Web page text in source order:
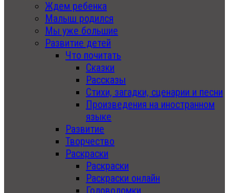
Ждем ребенка
Малыш родился
Мы уже большие
Развитие детей
Что почитать
Сказки
Рассказы
Стихи, загадки, сценарии и песни
Произведения на иностранном
языке
Развитие
Творчество
Раскраски
Раскраски
Раскраски онлайн
Головоломки